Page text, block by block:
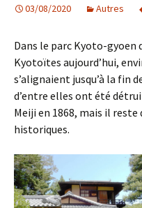
03/08/2020 Autres
Dans le parc Kyoto-gyoen
Kyotoïtes aujourd’hui,
s’alignaient jusqu’à la fin
d’entre elles ont été
Meiji en 1868, mais il
historiques.